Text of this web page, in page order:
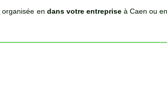
organisée en dans votre entrepriseà Caen ou